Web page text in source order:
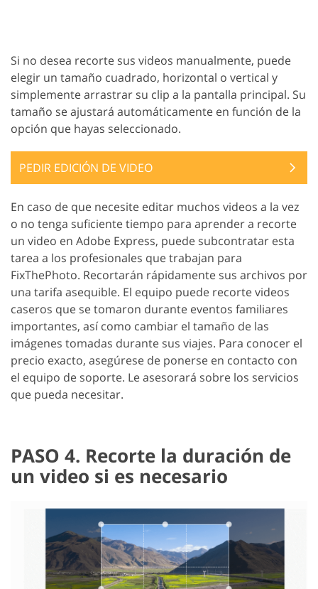
Si no desea recorte sus videos manualmente, puede
elegir un tamaño cuadrado, horizontal o vertical y
simplemente arrastrar su clip a la pantalla principal. Su
tamaño se ajustará automáticamente en función de la
opción que hayas seleccionado.
PEDIR EDICIÓN DE VIDEO
En caso de que necesite editar muchos videos a la vez
o no tenga suficiente tiempo para aprender a recorte
un video en Adobe Express, puede subcontratar esta
tarea a los profesionales que trabajan para
FixThePhoto. Recortarán rápidamente sus archivos por
una tarifa asequible. El equipo puede recorte videos
caseros que se tomaron durante eventos familiares
importantes, así como cambiar el tamaño de las
imágenes tomadas durante sus viajes. Para conocer el
precio exacto, asegúrese de ponerse en contacto con
el equipo de soporte. Le asesorará sobre los servicios
que pueda necesitar.
PASO 4. Recorte la duración de
un video si es necesario